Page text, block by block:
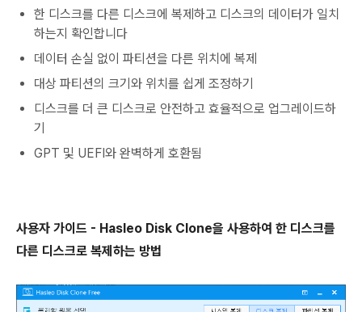
한 디스크를 다른 디스크에 복제하고 디스크의 데이터가 일치
하는지 확인합니다
데이터 손실 없이 파티션을 다른 위치에 복제
대상 파티션의 크기와 위치를 쉽게 조정하기
디스크를 더 큰 디스크로 안전하고 효율적으로 업그레이드하
기
GPT 및 UEFI와 완벽하게 호환됨
사용자 가이드 - Hasleo Disk Clone을 사용하여 한 디스크를
다른 디스크로 복제하는 방법